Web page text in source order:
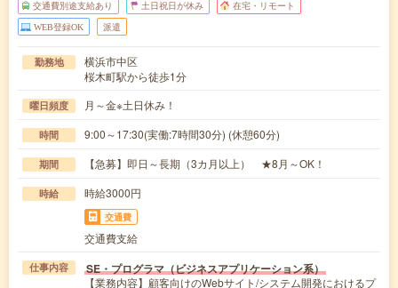
交通費別途支給あり 土日祝日が休み 在宅・リモート
WEB登録OK 派遣
勤務地
横浜市中区
桜木町駅から徒歩1分
曜日頻度 月～金※土日休み！
時間 9:00～17:30(実働:7時間30分) (休憩60分)
期間 【急募】即日～長期（3カ月以上） ★8月～OK！
時給 時給3000円
交通費
交通費支給
仕事内容 SE・プログラマ（ビジネスアプリケーション系）
【業務内容】顧客向けのWebサイト/システム開発におけるプ